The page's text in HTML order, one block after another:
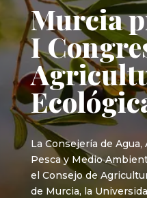
Murcia
I
La Consejería de Agua,
Pesca y Medio
el Consejo de
de Murcia, la